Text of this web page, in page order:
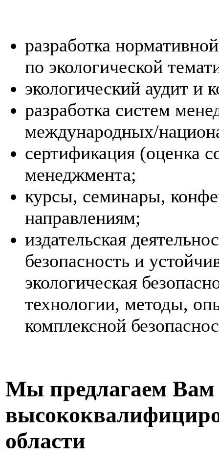
разработка
по экологической
экологический аудит и
разработка систем
международных/
сертификация (оценка
менеджмента;
курсы, семинары,
направлениям;
издательская
безопасность и
экологическая
технологии, методы,
комплексной
Мы предлагаем Вам
области